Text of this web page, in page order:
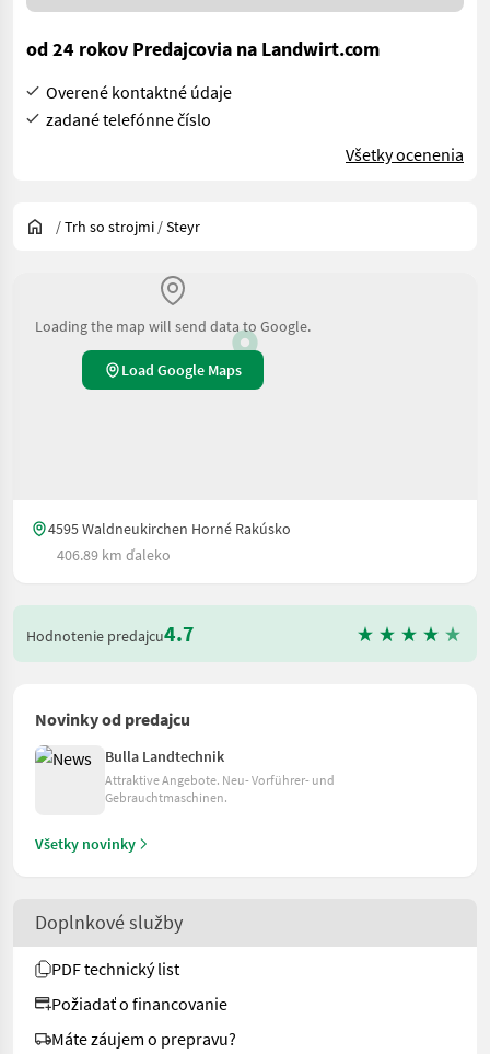
od 24 rokov Predajcovia na Landwirt.com
Overené kontaktné údaje
zadané telefónne číslo
Všetky ocenenia
/Trh so strojmi /Steyr
Loading the map will send data to Google.
Load Google Maps
4595 Waldneukirchen Horné Rakúsko
406.89 km ďaleko
Hodnotenie predajcu4.7
Novinky od predajcu
Bulla Landtechnik
Attraktive Angebote. Neu- Vorführer- und
Gebrauchtmaschinen.
Všetky novinky
Doplnkové služby
PDF technický list
Požiadať o financovanie
Máte záujem o prepravu?